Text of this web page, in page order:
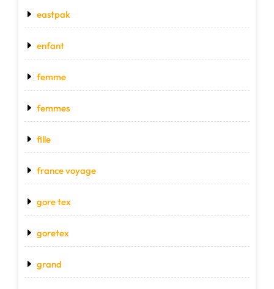
eastpak
enfant
femme
femmes
fille
france voyage
gore tex
goretex
grand